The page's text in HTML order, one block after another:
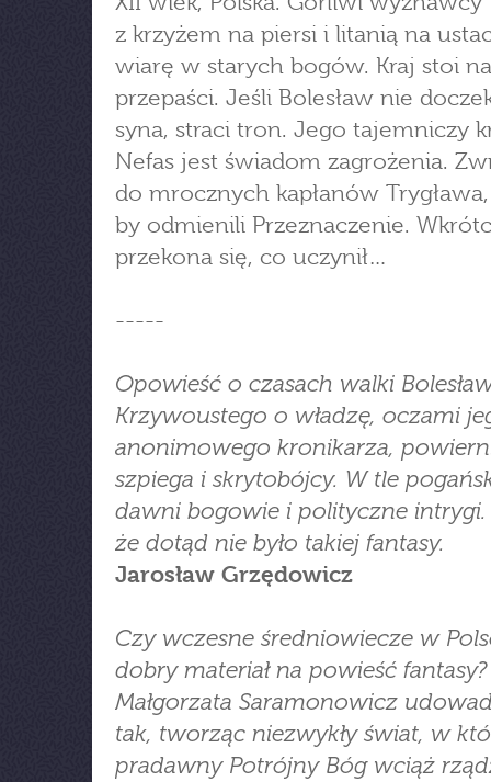
z krzyżem na piersi i litanią na
wiarę w starych bogów. Kraj stoi
przepaści. Jeśli Bolesław nie
syna, straci tron. Jego tajemniczy
Nefas jest świadom zagrożenia.
do mrocznych kapłanów
by odmienili Przeznaczenie.
przekona się, co uczynił…
-----
Opowieść o czasach walki
Krzywoustego o władzę, oczami
anonimowego kronikarza,
szpiega i skrytobójcy. W tle
dawni bogowie i polityczne
że dotąd nie było takiej fantasy.
Jarosław Grzędowicz
Czy wczesne średniowiecze w
dobry materiał na powieść fantasy?
Małgorzata Saramonowicz
tak, tworząc niezwykły świat, w
pradawny Potrójny Bóg wciąż